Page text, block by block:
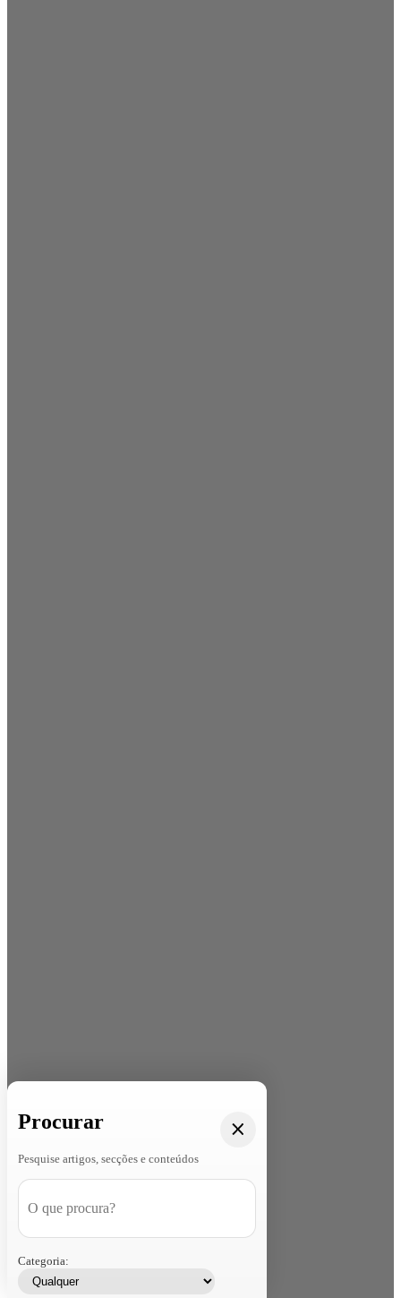
Procurar
Pesquise artigos, secções e conteúdos
Categoria: